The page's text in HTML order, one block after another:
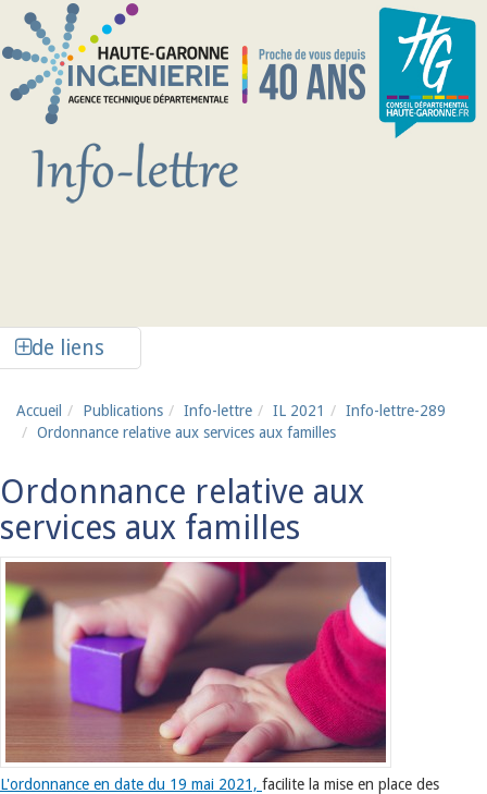
Aller au contenu principal
de liens
Accueil Publications Info-lettre IL 2021
Info-lettre-289
Ordonnance relative aux services aux familles
Ordonnance relative aux
services aux familles
L'ordonnance en date du 19 mai 2021, facilite la mise en place des